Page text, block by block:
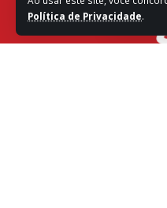
Política de Privacidade.